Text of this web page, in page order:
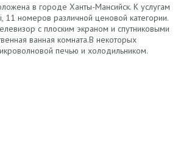
в городе Ханты-Мансийск. К услугам
11 номеров различной ценовой категории.
с плоским экраном и спутниковыми
ванная комната.В некоторых
печью и холодильником.